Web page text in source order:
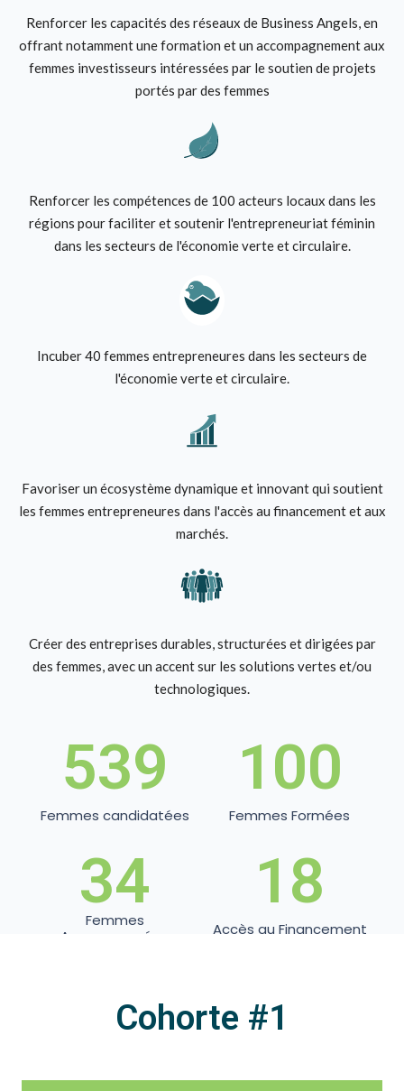
Renforcer les capacités des réseaux de Business Angels, en
offrant notamment une formation et un accompagnement aux
femmes investisseurs intéressées par le soutien de projets
portés par des femmes
Renforcer les compétences de 100 acteurs locaux dans les
régions pour faciliter et soutenir l'entrepreneuriat féminin
dans les secteurs de l'économie verte et circulaire.
Incuber 40 femmes entrepreneures dans les secteurs de
l'économie verte et circulaire.
Favoriser un écosystème dynamique et innovant qui soutient
les femmes entrepreneures dans l'accès au financement et aux
marchés.
Créer des entreprises durables, structurées et dirigées par
des femmes, avec un accent sur les solutions vertes et/ou
technologiques.
539
Femmes candidatées
100
Femmes Formées
34
Femmes
Accompagnées
18
Accès au Financement
Cohorte #1